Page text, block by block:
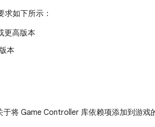
如下所示：
更高版本
本
于将 Game Controller 库依赖项添加到游戏